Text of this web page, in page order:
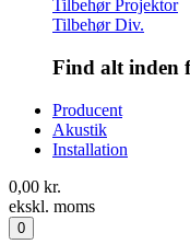
Tilbehør Projektor
Tilbehør Div.
Find alt inden
Producent
Akustik
Installation
0,00 kr.
ekskl. moms
0